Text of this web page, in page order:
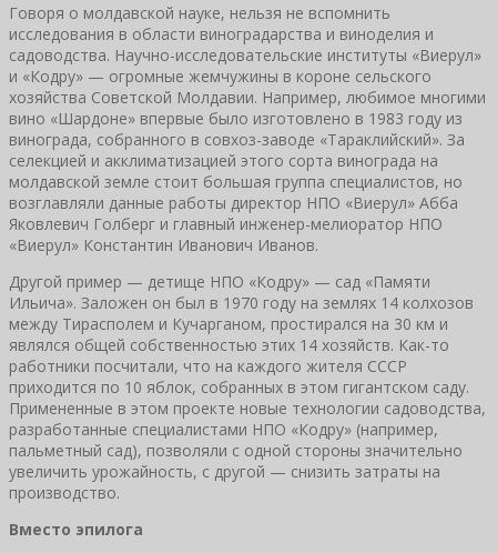
Говоря о молдавской науке, нельзя не вспомнить
исследования в области виноградарства и виноделия и
садоводства. Научно-исследовательские институты «Виерул»
и «Кодру» — огромные жемчужины в короне сельского
хозяйства Советской Молдавии. Например, любимое многими
вино «Шардоне» впервые было изготовлено в 1983 году из
винограда, собранного в совхоз-заводе «Тараклийский». За
селекцией и акклиматизацией этого сорта винограда на
молдавской земле стоит большая группа специалистов, но
возглавляли данные работы директор НПО «Виерул» Абба
Яковлевич Голберг и главный инженер-мелиоратор НПО
«Виерул» Константин Иванович Иванов.
Другой пример — детище НПО «Кодру» — сад «Памяти
Ильича». Заложен он был в 1970 году на землях 14 колхозов
между Тирасполем и Кучарганом, простирался на 30 км и
являлся общей собственностью этих 14 хозяйств. Как-то
работники посчитали, что на каждого жителя СССР
приходится по 10 яблок, собранных в этом гигантском саду.
Примененные в этом проекте новые технологии садоводства,
разработанные специалистами НПО «Кодру» (например,
пальметный сад), позволяли с одной стороны значительно
увеличить урожайность, с другой — снизить затраты на
производство.
Вместо эпилога